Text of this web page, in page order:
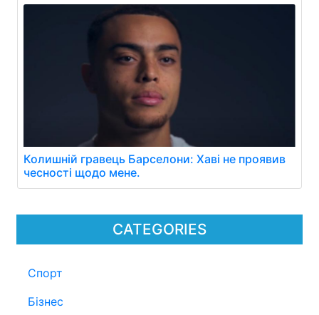
CATEGORIES
Спорт
Бізнес
Колишній гравець Барселони: Хаві не проявив
чесності щодо мене.